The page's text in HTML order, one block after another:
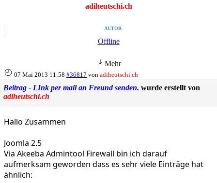
adiheutschi.ch
AUTOR
Offline
Mehr
07 Mai 2013 11:58 #36817 von adiheutschi.ch
Beitrag - LInk per mail an Freund senden. wurde erstellt von
adiheutschi.ch
Hallo Zusammen
Joomla 2.5
Via Akeeba Admintool Firewall bin ich darauf
aufmerksam geworden dass es sehr viele Einträge hat
ähnlich: